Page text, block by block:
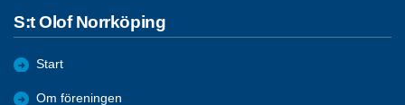
S:t Olof Norrköping
Start
Om föreningen